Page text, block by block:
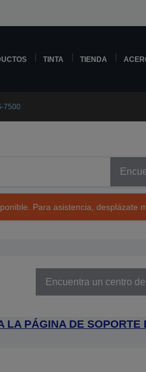
TINTA TIENDA
7500
Para asistencia, desplázate
Encuentra un centro
LA PÁGINA DE SOPORTE